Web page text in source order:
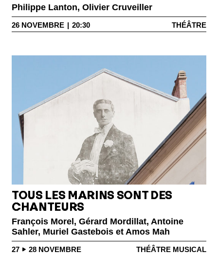
Philippe Lanton, Olivier Cruveiller
26 NOVEMBRE | 20:30 THÉÂTRE
TOUS LES MARINS SONT DES
CHANTEURS
François Morel, Gérard Mordillat, Antoine
Sahler, Muriel Gastebois et Amos Mah
27 28 NOVEMBRE THÉÂTRE MUSICAL